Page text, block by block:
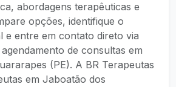
abordagens terapêuticas e
opções, identifique o
e entre em contato direto via
de consultas em
(PE). A BR Terapeutas
em Jaboatão dos